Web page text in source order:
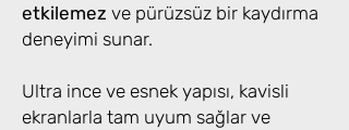
etkilemez ve pürüzsüz bir kaydırma
deneyimi sunar.
Ultra ince ve esnek yapısı, kavisli
ekranlarla tam uyum sağlar ve